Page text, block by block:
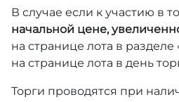
В случае если к участию в
начальной цене,
на странице лота в
на странице лота в день
Торги проводятся при